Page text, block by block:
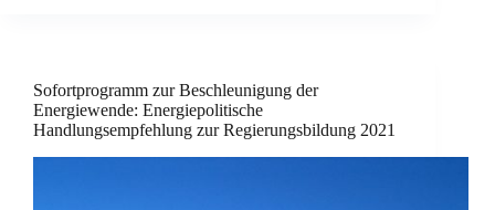
Sofortprogramm zur Beschleunigung der
Energiewende: Energiepolitische
Handlungsempfehlung zur Regierungsbildung 2021